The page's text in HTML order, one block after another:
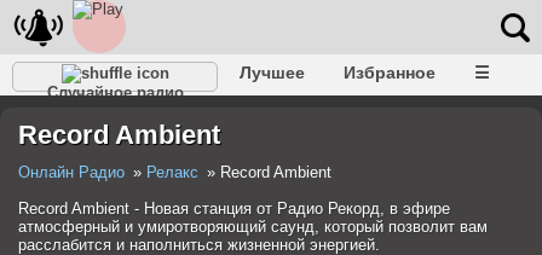
Случайное радио
Лучшее Избранное ☰
Record Ambient
Онлайн Радио Релакс
Record Ambient
Record Ambient - Новая станция от Радио Рекорд, в эфире
атмосферный и умиротворяющий саунд, который позволит вам
расслабится и наполниться жизненной энергией.